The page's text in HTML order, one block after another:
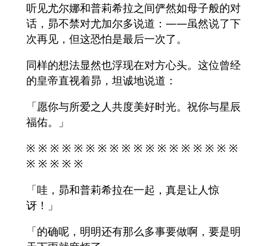
听见尤尔娜和普莉希拉之间俨然如母子般的对
话，昴不禁对尤加尔多说道：——虽然说了下
次再见，但这恐怕是最后一次了。
同样的想法显然也浮现在对方心头。这位曾经
的皇帝直视着昴，坦诚地说道：
「愿你与所爱之人共度美好时光。祝你与星辰
福佑。」
※ ※ ※ ※ ※ ※ ※ ※ ※ ※ ※ ※ ※ ※ ※ ※ ※ ※
※ ※ ※ ※ ※
「哇，昴和普莉希拉在一起，真是让人惊
讶！」
「的确呢，明明还有那么多事要做啊，要是明